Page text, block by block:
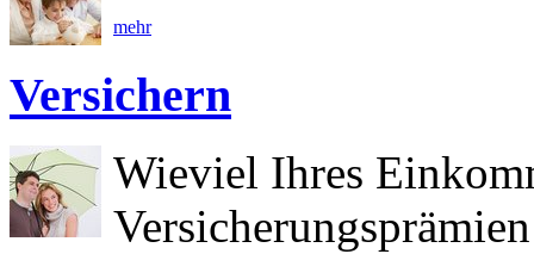
mehr
Versichern
Wieviel Ihres